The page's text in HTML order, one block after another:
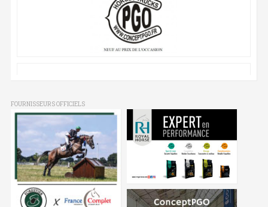
FOURNISSEURS OFFICIELS